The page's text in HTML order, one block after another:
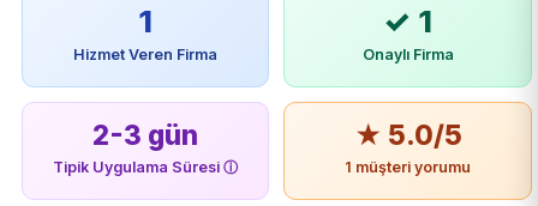
1
Hizmet Veren Firma
✓ 1
Onaylı Firma
2-3 gün
Tipik Uygulama Süresiⓘ
★ 5.0/5
1 müşteri yorumu